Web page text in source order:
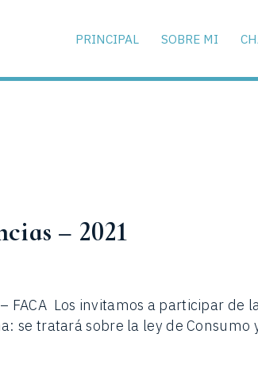
PRINCIPAL SOBRE MI
– 2021
FACA Los invitamos a participar de
se tratará sobre la ley de Consumo